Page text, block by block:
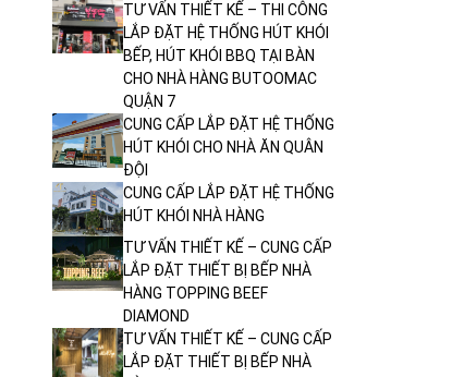
TƯ VẤN THIẾT KẾ – THI CÔNG
LẮP ĐẶT HỆ THỐNG HÚT KHÓI
BẾP, HÚT KHÓI BBQ TẠI BÀN
CHO NHÀ HÀNG BUTOOMAC
QUẬN 7
CUNG CẤP LẮP ĐẶT HỆ THỐNG
HÚT KHÓI CHO NHÀ ĂN QUÂN
ĐỘI
CUNG CẤP LẮP ĐẶT HỆ THỐNG
HÚT KHÓI NHÀ HÀNG
TƯ VẤN THIẾT KẾ – CUNG CẤP
LẮP ĐẶT THIẾT BỊ BẾP NHÀ
HÀNG TOPPING BEEF
DIAMOND
TƯ VẤN THIẾT KẾ – CUNG CẤP
LẮP ĐẶT THIẾT BỊ BẾP NHÀ